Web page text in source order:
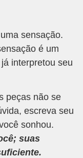
sensação.
é um
interpretou seu
peças não se
escreva seu
sonhou.
suas